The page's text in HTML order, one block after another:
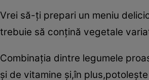
Vrei să-ţi prepari un meniu
trebuie să conţină vegetale
Combinaţia dintre legumele
şi de vitamine şi,în